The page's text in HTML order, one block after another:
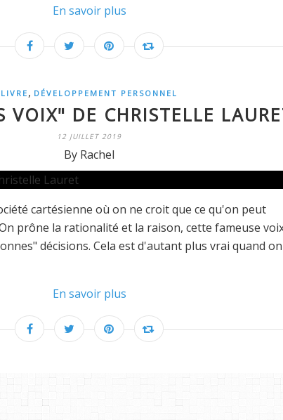
En savoir plus
LIVRE , DÉVELOPPEMENT PERSONNEL
VOIX" DE CHRISTELLE
12 JUILLET 2019
By Rachel
cartésienne où on ne croit que ce qu'on peut
prône la rationalité et la raison, cette fameuse
décisions. Cela est d'autant plus vrai quand
En savoir plus